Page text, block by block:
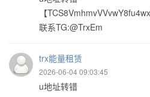
【
联系TG:@TrxEm
trx能量租赁
2026-06-04 09:03:45
u地址转错